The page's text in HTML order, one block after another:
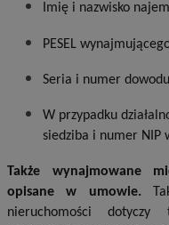
Imię i nazwisko
PESEL
Seria i numer
W przypadku
siedziba i numer NIP
Także wynajmowane
opisane w umowie.
nieruchomości